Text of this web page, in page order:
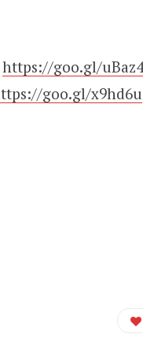
https://goo.gl/
goo.gl/x9hd6u